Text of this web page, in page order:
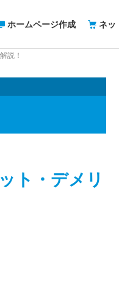
ホームページ作成 ネッ
説！
ト・デメリ